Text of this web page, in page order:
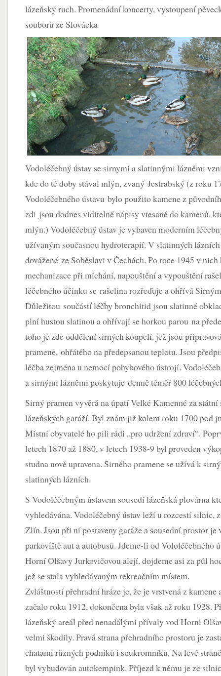
lázeňský ruch. Promenádní koncerty, vystoupení
souborů ze Slovácka
Vodoléčebný ústav se sirnymi a slatinnými lázněmi
kde do té doby stával mlýn, zvaný Jestrabský (z roku
Vodoléčebného ústavu bylo použito kamene z
zdi jsou dodnes viditelné nápisy vtesané do kamenů,
mlýn.) Vodoléčebný ústav je vybaven moderním
užívaným současnou hydroterapií. V slatinných
dovážené ze Soběslavi v Čechách. Po roce 1945 v
mechanizace při míchání, napouštění a vypouštění
léčebného účinku se rašelina rozřeďuje a ohřívá
Důležitou součástí léčby bronchitid jsou slatinné
plní hustou slatinou a ohřívají se horkou parou na
toho je zde oddělení sirných koupelí, jež jsou
pramene, ohřátého na předepsanou teplotu. Jsou
léčba zejména u nemocí pohybového ústrojí.
a sirnými lázněmi poskytuje denně téměř 800
Sirný pramen vyvěrá na úpatí Velké Kamenné za
lázeňských garáží. Byl znám již kolem roku 1700 pod
Místní obyvatelé ho pili rádi „pro udržení zdraví“.
letech 1870 až 1880, v letech 1938-9 byl proveden
studna nově upravena. Sirného pramene se užívá k
slatinných lázních.
S Vodoléčebným ústavem sousedí lázeňská plovárna
vyhledávána. Vodoléčebný ústav leží u rozcestí silnic,
Zlín. Jsou při ní postaveny garáže a sousední prostor
parkoviště aut a autobusů. Jdeme-li od Vololéčebného
Horní Olšavy Jurkovičovou alejí, dojdeme asi za půl
jež se stala vyhledávaným rekreačním místem.
Zvláštností přehradní hráze je, že je vrstvená z kamene
začalo roku 1912, dokončena byla však až roku 1928.
lázeňský areál před nenadálými přívaly vod Horní
velmi škodily. Pravá strana přehradního prostoru je
chatami různých podniků i soukromníků. Na levé
byl vybudován autokempink. Příjezd k němu je ze